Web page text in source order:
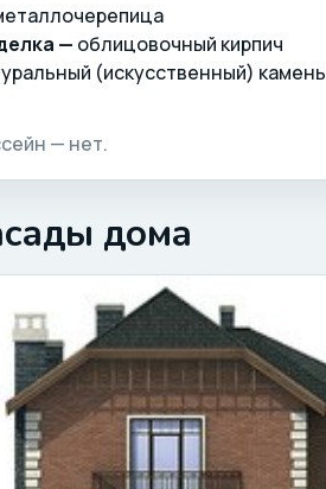
— облицовочный кирпич
(искусственный) камень
— нет.
дома